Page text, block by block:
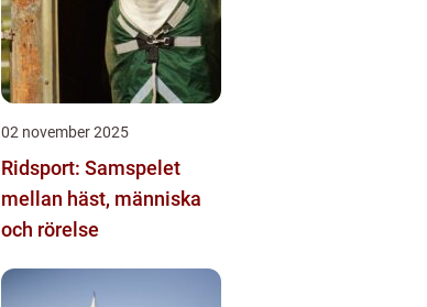
02 november 2025
Ridsport: Samspelet
mellan häst, människa
och rörelse